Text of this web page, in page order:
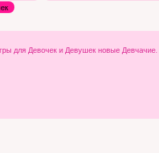
для Девочек и Девушек новые